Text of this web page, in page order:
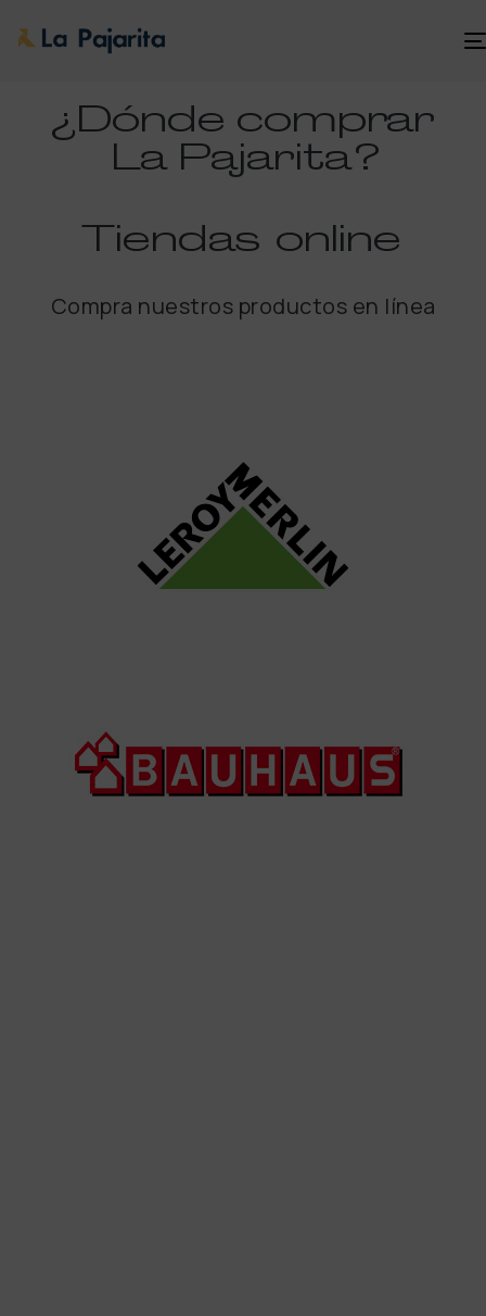
¿Dónde comprar
La Pajarita?
Tiendas online
Compra nuestros productos en línea